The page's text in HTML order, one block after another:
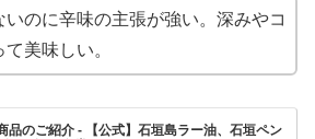
いのに辛味の主張が強い。深みやコ
美味しい。
品のご紹介 - 【公式】石垣島ラー油、石垣ペン